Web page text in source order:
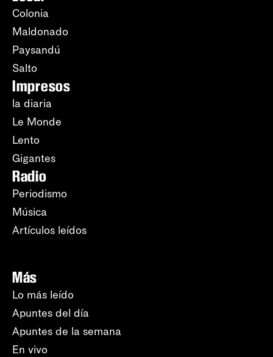
Colonia
Maldonado
Paysandú
Salto
Impresos
la diaria
Le Monde
Lento
Gigantes
Radio
Periodismo
Música
Artículos leídos
Más
Lo más leído
Apuntes del día
Apuntes de la semana
En vivo